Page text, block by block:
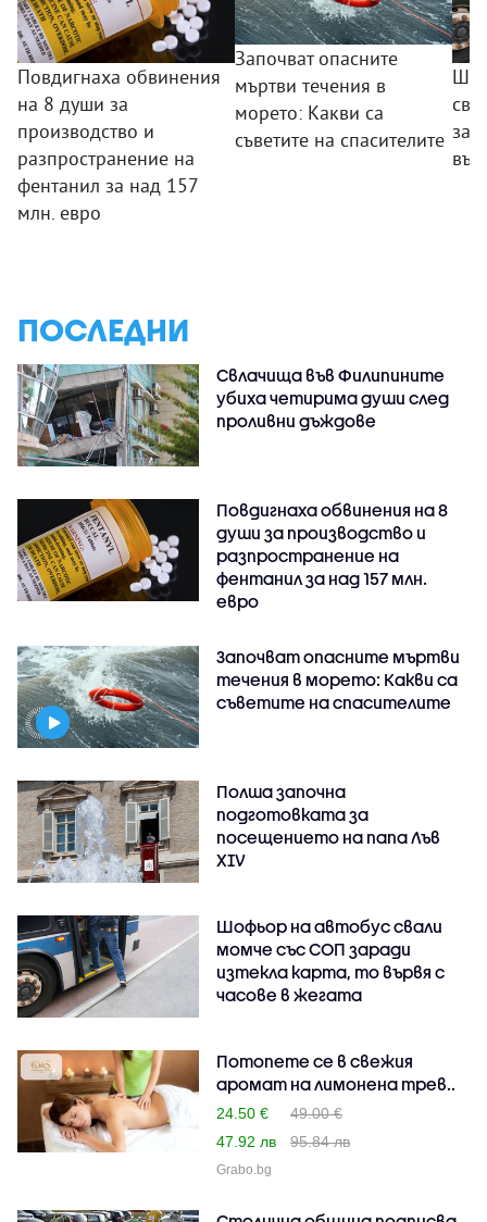
Повдигнаха обвинения
на 8 души за
производство и
разпространение на
фентанил за над 157
млн. евро
Започват опасните
мъртви течения в
морето: Какви са
съветите на спасителите
ПОСЛЕДНИ
Свлачища във Филипините
убиха четирима души след
проливни дъждове
Повдигнаха обвинения на 8
души за производство и
разпространение на
фентанил за над 157 млн.
евро
Започват опасните мъртви
течения в морето: Какви са
съветите на спасителите
Полша започна
подготовката за
посещението на папа Лъв
XIV
Шофьор на автобус свали
момче със СОП заради
изтекла карта, то вървя с
часове в жегата
Потопете се в свежия
аромат на лимонена трев..
24.50 €
49.00 €
47.92 лв
95.84 лв
Grabo.bg